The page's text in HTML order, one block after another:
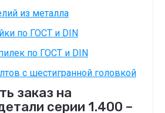
из металла
по ГОСТ и DIN
по ГОСТ и DIN
с шестигранной головкой
заказ на
серии 1.400 –